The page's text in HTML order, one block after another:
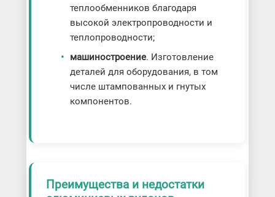
теплообменников благодаря
высокой электропроводности и
теплопроводности;
машиностроение. Изготовление
деталей для оборудования, в том
числе штампованных и гнутых
компонентов.
Преимущества и недостатки